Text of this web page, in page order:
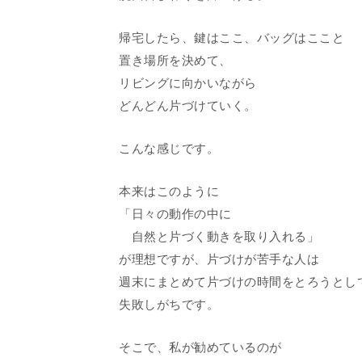
帰宅したら、鍵はここ、バッグはここと
置き場所を決めて、
リビングに向かいながら
どんどん片づけていく。
こんな感じです。
本来はこのように
「日々の動作の中に
自然と片づく動きを取り入れる」
が理想ですが、片づけが苦手な人は
週末にまとめて片づけの時間をとろうとし
失敗しがちです。
そこで、私が勧めているのが